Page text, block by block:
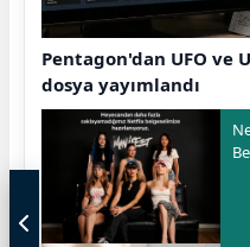
Pentagon'dan UFO ve
dosya yayımlandı